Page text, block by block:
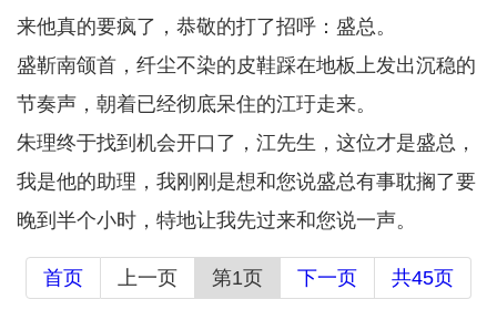
来他真的要疯了，恭敬的打了招呼：盛总。
盛靳南颌首，纤尘不染的皮鞋踩在地板上发出沉稳的
节奏声，朝着已经彻底呆住的江玗走来。
朱理终于找到机会开口了，江先生，这位才是盛总，
我是他的助理，我刚刚是想和您说盛总有事耽搁了要
晚到半个小时，特地让我先过来和您说一声。
首页 上一页 第1页 下一页 共45页